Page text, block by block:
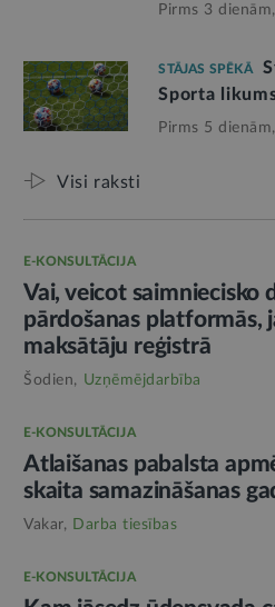
Pirms 3 dienām,
STĀJAS SPĒKĀ
Sporta
Pirms 5 dienām,
Visi raksti
E-KONSULTĀCIJA
Vai, veicot saimniecisko
pārdošanas platformās,
maksātāju reģistrā
Šodien, Uzņēmējdarbība
E-KONSULTĀCIJA
Atlaišanas pabalsta
skaita samazināšanas
Vakar, Darba tiesības
E-KONSULTĀCIJA